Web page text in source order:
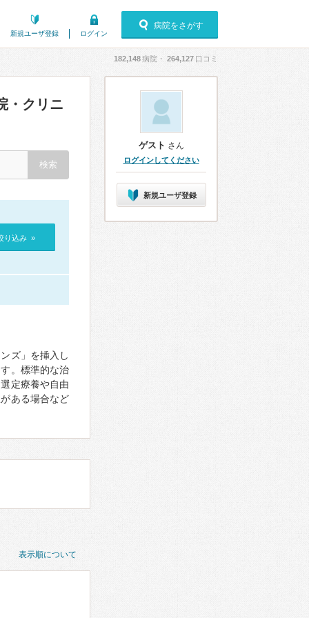
新規ユーザ登録 ログイン
病院をさがす
182,148病院・ 264,127 口コミ
・クリニ
り込み »
ズ」を挿入し
。標準的な治
定療養や自由
ある場合など
表示順について
ゲスト さん
ログインしてください
新規ユーザ登録